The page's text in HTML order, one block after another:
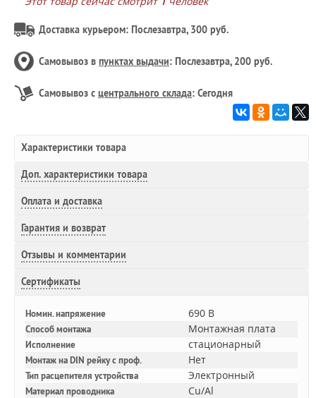
Доставка курьером: Послезавтра, 300 руб.
Самовывоз в пунктах выдачи: Послезавтра, 200 руб.
Самовывоз с центрального склада: Сегодня
Характеристики товара
Доп. характеристики товара
Оплата и доставка
Гарантия и возврат
Отзывы и комментарии
Сертификаты
Номин. напряжение 690 В
Способ монтажа Монтажная плата
Исполнение стационарный
Монтаж на DIN рейку с проф. Нет
Тип расцепителя устройства Электронный
Материал проводника Cu/Al